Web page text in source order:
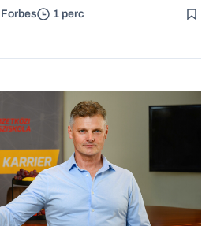
Forbes 1 perc